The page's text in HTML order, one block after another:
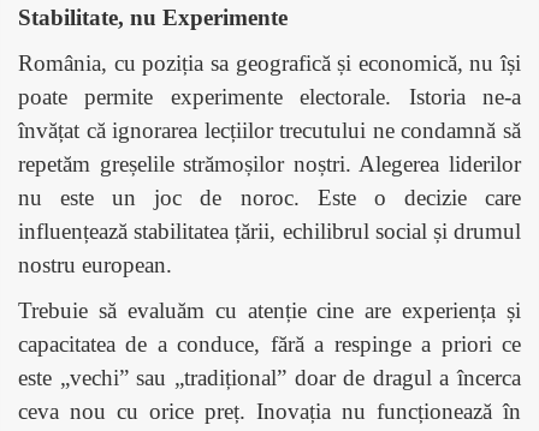
Stabilitate, nu Experimente
România, cu poziția sa geografică și economică, nu își
poate permite experimente electorale. Istoria ne-a
învățat că ignorarea lecțiilor trecutului ne condamnă să
repetăm greșelile strămoșilor noștri. Alegerea liderilor
nu este un joc de noroc. Este o decizie care
influențează stabilitatea țării, echilibrul social și drumul
nostru european.
Trebuie să evaluăm cu atenție cine are experiența și
capacitatea de a conduce, fără a respinge a priori ce
este „vechi” sau „tradițional” doar de dragul aîncerca
ceva nou cu orice preț. Inovația nu funcționează în